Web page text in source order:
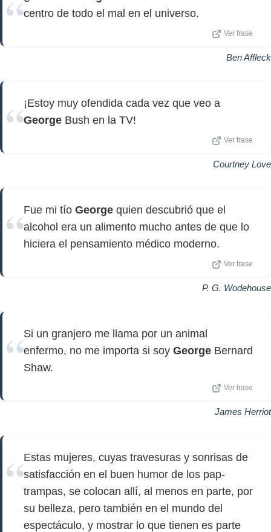
centro de todo el mal en el universo.
Ver frase
Ben Affleck
¡Estoy muy ofendida cada vez que veo a
George Bush en la TV!
Ver frase
Courtney Love
Fue mi tío George quien descubrió que el
alcohol era un alimento mucho antes de que lo
hiciera el pensamiento médico moderno.
Ver frase
P. G. Wodehouse
Si un granjero me llama por un animal
enfermo, no me importa si soy George Bernard
Shaw.
Ver frase
James Herriot
Estas mujeres, cuyas travesuras y sonrisas de
satisfacción en el buen humor de los pap-
trampas, se colocan allí, al menos en parte, por
su belleza, pero también en el mundo del
espectáculo, y mostrar lo que tienen es parte